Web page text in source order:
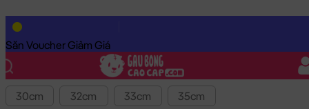
Săn Voucher Giảm Giá
Lọc theo Giá SP:
Giá
Kích thước
30cm 32cm 33cm
35cm